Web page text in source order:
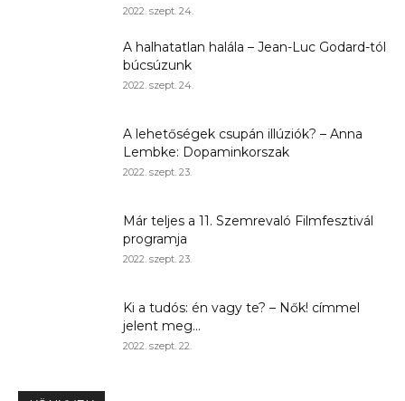
2022. szept. 24.
A halhatatlan halála – Jean-Luc Godard-tól
búcsúzunk
2022. szept. 24.
A lehetőségek csupán illúziók? – Anna
Lembke: Dopaminkorszak
2022. szept. 23.
Már teljes a 11. Szemrevaló Filmfesztivál
programja
2022. szept. 23.
Ki a tudós: én vagy te? – Nők! címmel
jelent meg...
2022. szept. 22.